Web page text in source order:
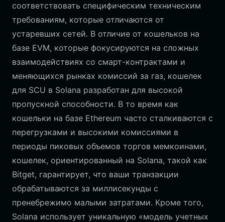
соответствовать специфическим техническим
требованиям, которые отличаются от
устаревших сетей. В отличие от кошельков на
базе EVM, которые фокусируются на сложных
взаимодействиях со смарт-контрактами и
меняющихся рынках комиссий за газ, кошелек
для SCU в Solana разработан для высокой
пропускной способности. В то время как
кошельки на базе Ethereum часто сталкиваются с
перегрузками и высокими комиссиями в
периоды пиковых объемов торгов мемкоинами,
кошелек, ориентированный на Solana, такой как
Bitget, гарантирует, что ваши транзакции
обрабатываются за миллисекунды с
пренебрежимо малыми затратами. Кроме того,
Solana использует уникальную «модель учетных